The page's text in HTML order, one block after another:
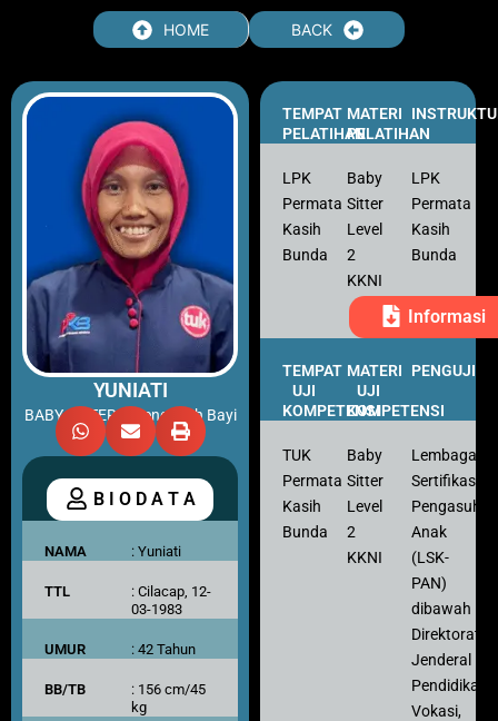
HOME BACK
YUNIATI
BABY SITTER – Pengasuh Bayi
B I O D A T A
NAMA : Yuniati
TTL
: Cilacap, 12-
03-1983
UMUR : 42 Tahun
BB/TB
: 156 cm/45
kg
TEMPAT
PELATIHAN
MATERI
PELATIHAN
LPK
Permata
Kasih
Bunda
Baby
Sitter
Level
2
KKNI
LPK
Permata
Kasih
Bunda
Informasi
TEMPAT
UJI
KOMPETENSI
MATERI
UJI
KOMPETENSI
PENGUJI
TUK
Permata
Kasih
Bunda
Baby
Sitter
Level
2
KKNI
Lembaga
Sertifikasi
Pengasuh
Anak
(LSK-
PAN)
dibawah
Direktorat
Jenderal
Pendidikan
Vokasi,